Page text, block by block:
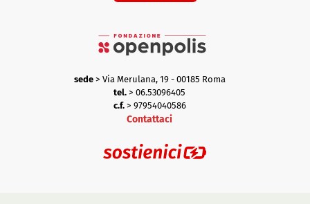
sede> Via Merulana, 19 - 00185 Roma
tel. > 06.53096405
c.f.> 97954040586
Contattaci